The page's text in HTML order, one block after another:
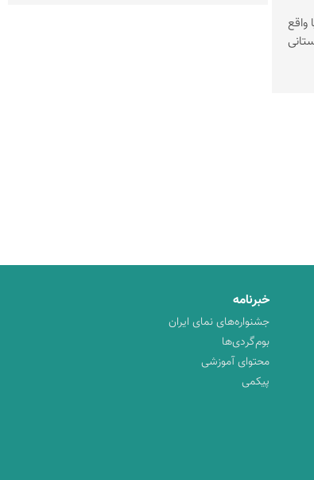
واقع
خبرنامه
جشنواره‌های نمای ایران
بوم‌گردی‌ها
محتوای آموزشی
پیکمی